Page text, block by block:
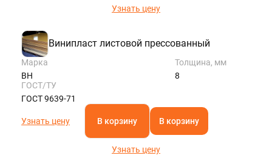
Узнать цену
Винипласт листовой прессованный
Марка
ВН
Толщина, мм
8
ГОСТ/ТУ
ГОСТ 9639-71
Узнать цену В корзину В корзину
Узнать цену